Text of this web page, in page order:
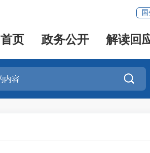
首页 政务公开 解读回
